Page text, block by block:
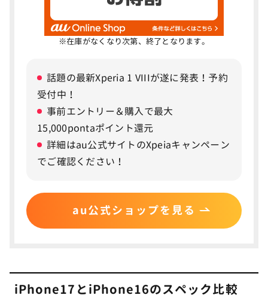
【結論】iPhone17を待つべき理由は、カメ
ラ性能とリフレッシュレートの向上
リフレッシュレートが全モデルで120Hzに
超広角のカメラ性能が4,800万画素に
安いiPhoneが欲しい人はiPhone16で十分
iPhone17の価格｜iPhone16の価格と比較
iPhone16シリーズの価格｜返却プログラムを使っ
て実質9,840円〜購入可能
iPhone17はいつ発売されますか？
iPhone17とiPhone16の機種の違いは？
※在庫がなくなり次第、終了となります。
話題の最新Xperia 1 VIIIが遂に発表！予約
受付中！
事前エントリー＆購入で最大
15,000pontaポイント還元
詳細はau公式サイトのXpeiaキャンペーン
でご確認ください！
au公式ショップを見る
iPhone17とiPhone16のスペック比較